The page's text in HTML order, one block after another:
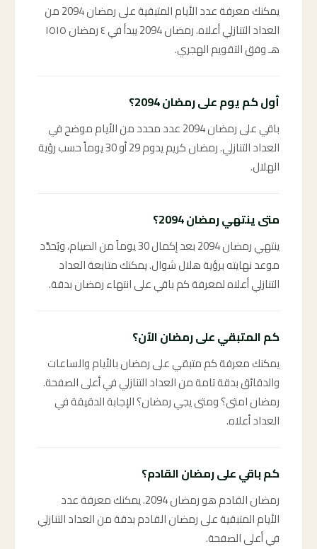
يمكنك معرفة عدد الأيام المتبقية على رمضان 2094 من
العداد التنازلي أعلاه. رمضان 2094 يبدأ في ٤ رمضان ١٥١٥
هـ وفق التقويم الهجري.
أول كم يوم على رمضان 2094؟
باقي على رمضان 2094 عدد محدد من الأيام موضح في
العداد التنازلي. رمضان كريم يدوم 29 أو 30 يوماً حسب رؤية
الهلال.
متى ينتهي رمضان 2094؟
ينتهي رمضان 2094 بعد إكمال 30 يوماً من الصيام، ويُحدَّد
موعد نهايته برؤية هلال شوال. يمكنك متابعة العداد
التنازلي أعلاه لمعرفة كم باقي على انتهاء رمضان بدقة.
كم المتبقي على رمضان الآن؟
يمكنك معرفة كم متبقي على رمضان بالأيام والساعات
والدقائق بدقة تامة من العداد التنازلي في أعلى الصفحة.
رمضان امتى؟ ومتى يجي رمضان؟ الإجابة الدقيقة في
العداد أعلاه.
كم باقي على رمضان القادم؟
رمضان القادم هو رمضان 2094. يمكنك معرفة عدد
الأيام المتبقية على رمضان القادم بدقة من العداد التنازلي
في أعلى الصفحة.